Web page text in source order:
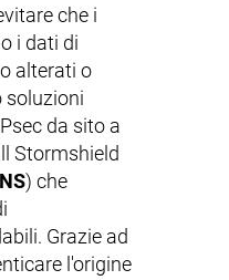
che i
i dati di
alterati o
soluzioni
da sito a
Stormshield
) che
Grazie ad
l'origine